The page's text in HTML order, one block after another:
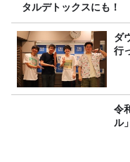
タルデトックスにも！
ダ
行
令
ル